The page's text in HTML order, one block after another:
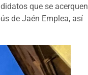
que se acerquen
de Jaén Emplea, así